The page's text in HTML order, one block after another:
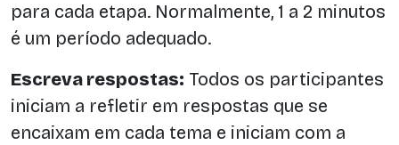
para cada etapa. Normalmente, 1 a 2 minutos
é um período adequado.
Escreva respostas: Todos os participantes
iniciam a refletir em respostas que se
encaixam em cada tema e iniciam com a